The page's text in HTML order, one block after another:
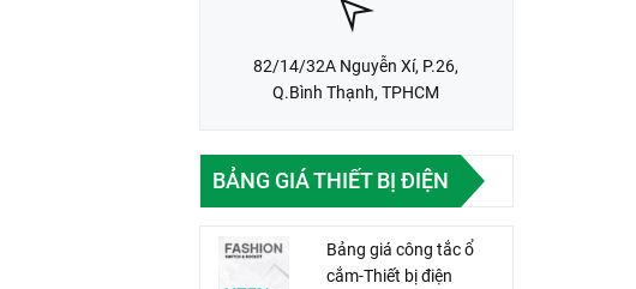
82/14/32A Nguyễn Xí, P.26,
Q.Bình Thạnh, TPHCM
BẢNG GIÁ THIẾT BỊ ĐIỆN
Bảng giá công tắc ổ
cắm-Thiết bị điện